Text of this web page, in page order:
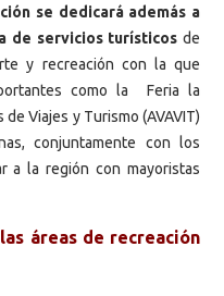
se dedicará además a
de servicios turísticos de
y recreación con la que
como la Feria la
Viajes y Turismo (AVAVIT)
conjuntamente con los
a la región con mayoristas
áreas de recreación